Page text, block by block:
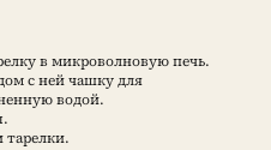
в микроволновую печь.
с ней чашку для
водой.
тарелки.